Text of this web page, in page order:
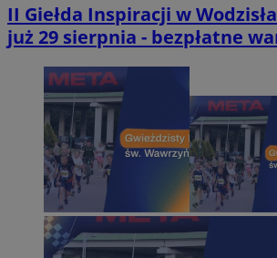
II Giełda Inspiracji w
już 29 sierpnia - bezpłatne